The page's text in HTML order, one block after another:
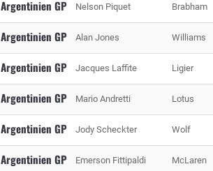
Argentinien GP Nelson Piquet Brabham
Argentinien GP Alan Jones Williams
Argentinien GP Jacques Laffite Ligier
Argentinien GP Mario Andretti Lotus
Argentinien GP Jody Scheckter Wolf
Argentinien GP Emerson Fittipaldi McLaren